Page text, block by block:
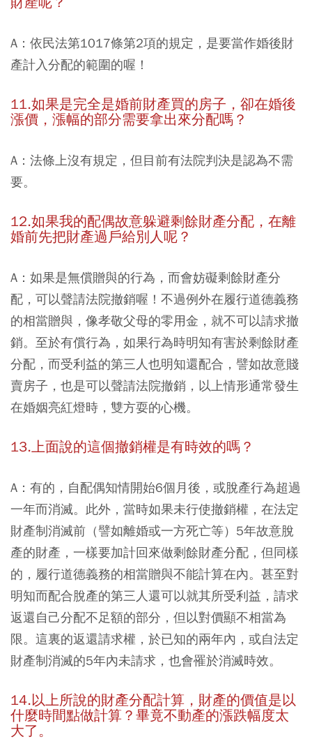
A：依民法第1017條第2項的規定，是要當作婚後財
產計入分配的範圍的喔！
11.如果是完全是婚前財產買的房子，卻在婚後
漲價，漲幅的部分需要拿出來分配嗎？
A：法條上沒有規定，但目前有法院判決是認為不需
要。
12.如果我的配偶故意躲避剩餘財產分配，在離
婚前先把財產過戶給別人呢？
A：如果是無償贈與的行為，而會妨礙剩餘財產分
配，可以聲請法院撤銷喔！不過例外在履行道德義務
的相當贈與，像孝敬父母的零用金，就不可以請求撤
銷。至於有償行為，如果行為時明知有害於剩餘財產
分配，而受利益的第三人也明知還配合，譬如故意賤
賣房子，也是可以聲請法院撤銷，以上情形通常發生
在婚姻亮紅燈時，雙方耍的心機。
13.上面說的這個撤銷權是有時效的嗎？
A：有的，自配偶知情開始6個月後，或脫產行為超過
一年而消滅。此外，當時如果未行使撤銷權，在法定
財產制消滅前（譬如離婚或一方死亡等）5年故意脫
產的財產，一樣要加計回來做剩餘財產分配，但同樣
的，履行道德義務的相當贈與不能計算在內。甚至對
明知而配合脫產的第三人還可以就其所受利益，請求
返還自己分配不足額的部分，但以對價顯不相當為
限。這裏的返還請求權，於已知的兩年內，或自法定
財產制消滅的5年內未請求，也會罹於消滅時效。
14.以上所說的財產分配計算，財產的價值是以
什麼時間點做計算？畢竟不動產的漲跌幅度太
大了。